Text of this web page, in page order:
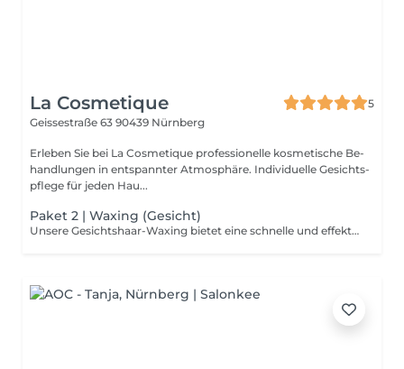
La Cosmetique
5
Geissestraße 63 90439 Nürnberg
Erleben Sie bei La Cosmetique pro­fes­sionelle kos­me­tische Be­
hand­lungen in ent­spannter At­mo­sphäre. Indi­vi­duelle Gesichts­
pflege für jeden Hau...
Paket 2 | Waxing (Gesicht)
Unsere Gesichtshaar-Waxing bietet eine schnelle und effektive Lösung, um unerwünschte Gesichtshärchen zu entfernen und Ihre Haut glatt und klar zu hinterlassen. Diese 10- bzw. 20-minütige Zusatzbehandlung ist ideal für alle, die eine schnelle Haarentfernungsmethode wünschen.